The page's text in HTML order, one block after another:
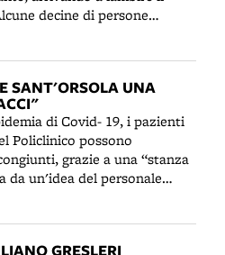
decine di persone
dei Vigili del Fuoco e della
Covid-19. L'evento è dovuto
molto consistenti con il
in montagna. Anche il
di dimensioni
60 cm al massimo storico.
del Panaro evita
La rotta è chiusa in 24 ore,
di squadre coordinate da
del Po (Aipo). La
Governo lo stato di
SANT'ORSOLA UNA
di Covid- 19, i pazienti
Policlinico possono
grazie a una “stanza
da un'idea del personale
Fondazione
ma anche dell'amore dei
GRESLERI